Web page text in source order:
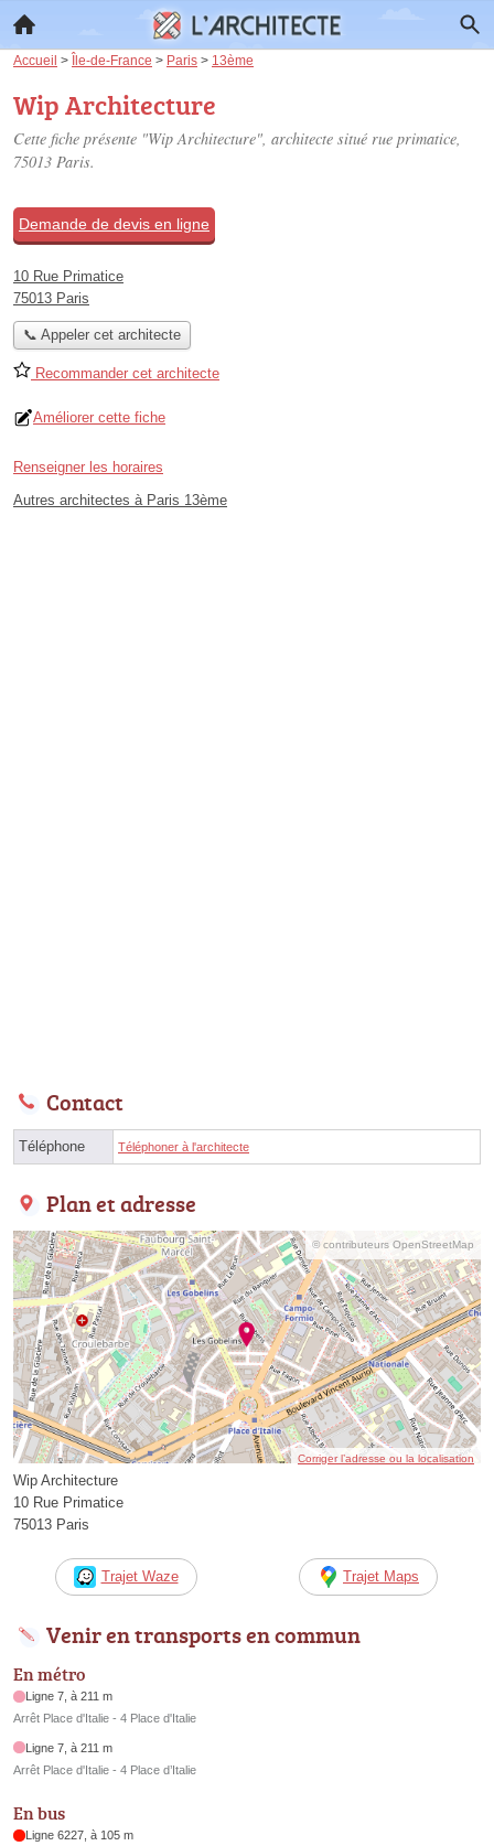
Accueil > Île-de-France > Paris > 13ème
Wip Architecture
Cette fiche présente "Wip Architecture", architecte situé rue primatice,
75013 Paris.
Demande de devis en ligne
10 Rue Primatice
75013 Paris
📞 Appeler cet architecte
Recommander cet architecte
Améliorer cette fiche
Renseigner les horaires
Autres architectes à Paris 13ème
Contact
Téléphone Téléphoner à l'architecte
Plan et adresse
© contributeurs OpenStreetMap
Corriger l’adresse ou la localisation
Wip Architecture
10 Rue Primatice
75013 Paris
Trajet Waze Trajet Maps
Venir en transports en commun
En métro
Ligne 7, à 211 m
Arrêt Place d'Italie - 4 Place d'Italie
Ligne 7, à 211 m
Arrêt Place d'Italie - 4 Place d’Italie
En bus
Ligne 6227, à 105 m